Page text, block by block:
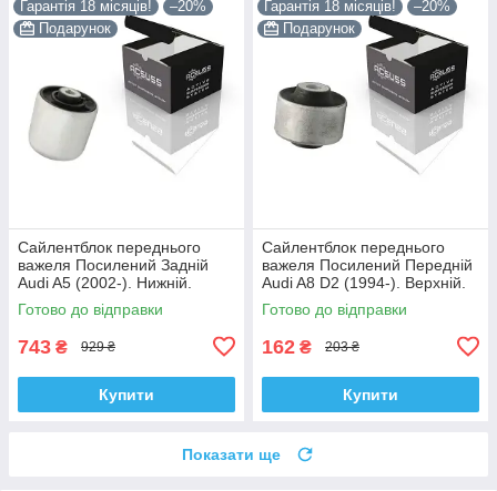
Гарантія 18 місяців!
–20%
Подарунок
Сайлентблок переднього
важеля Посилений Задній
Audi A5 (2002-). Нижній.
Корея ACSUSS! 4H0407183 ,
TD1247W , VKDS331074
Готово до відправки
743 ₴ 929 ₴
Купити
Гарантія 18 місяців!
–20%
Подарунок
Сайлентблок переднього
важеля Посилений Передній
Audi A8 D2 (1994-). Верхній.
Корея ACSUSS! 35379 ,
JBU138 , TD1062W
Готово до відправки
162 ₴ 203 ₴
Купити
Показати ще